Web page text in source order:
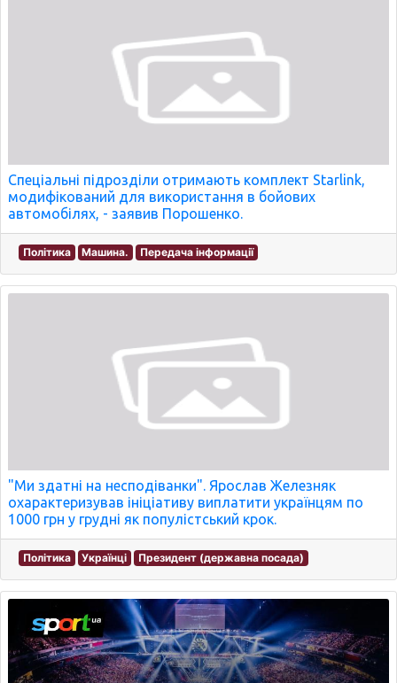
Спеціальні підрозділи отримають комплект Starlink,
модифікований для використання в бойових
автомобілях, - заявив Порошенко.
Політика Машина. Передача інформації
"Ми здатні на несподіванки". Ярослав Железняк
охарактеризував ініціативу виплатити українцям по
1000 грн у грудні як популістський крок.
Політика Українці Президент (державна посада)